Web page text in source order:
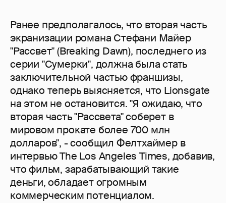
Ранее предполагалось, что вторая часть
экранизации романа Стефани Майер
"Рассвет" (Breaking Dawn), последнего из
серии "Сумерки", должна была стать
заключительной частью франшизы,
однако теперь выясняется, что Lionsgate
на этом не остановится. "Я ожидаю, что
вторая часть "Рассвета" соберет в
мировом прокате более 700 млн
долларов", - сообщил Фелтхаймер в
интервью The Los Angeles Times, добавив,
что фильм, зарабатывающий такие
деньги, обладает огромным
коммерческим потенциалом.